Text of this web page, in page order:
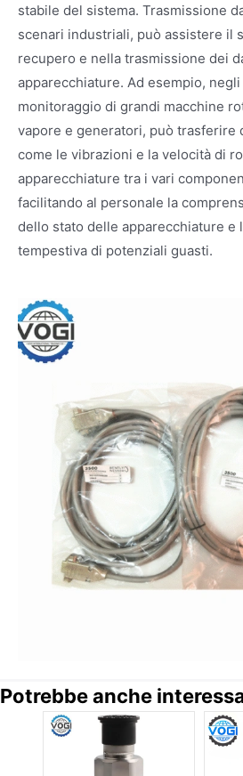
stabile del sistema. Trasmissione
scenari industriali, può assistere il
recupero e nella trasmissione dei
apparecchiature. Ad esempio,
monitoraggio di grandi macchine
vapore e generatori, può trasferire
come le vibrazioni e la velocità di
apparecchiature tra i vari
facilitando al personale la
dello stato delle apparecchiature e
tempestiva di potenziali guasti.
Potrebbe anche